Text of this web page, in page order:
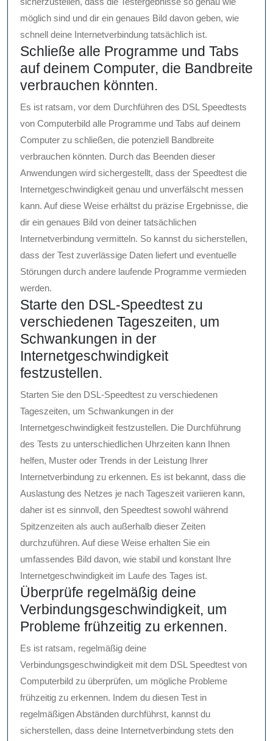
möglich sind und dir ein genaues Bild davon geben, wie
schnell deine Internetverbindung tatsächlich ist.
Schließe alle Programme und Tabs
auf deinem Computer, die Bandbreite
verbrauchen könnten.
Es ist ratsam, vor dem Durchführen des DSL Speedtests
von Computerbild alle Programme und Tabs auf deinem
Computer zu schließen, die potenziell Bandbreite
verbrauchen könnten. Durch das Beenden dieser
Anwendungen wird sichergestellt, dass der Speedtest die
Internetgeschwindigkeit genau und unverfälscht messen
kann. Auf diese Weise erhältst du präzise Ergebnisse, die
dir ein genaues Bild von deiner tatsächlichen
Internetverbindung vermitteln. So kannst du sicherstellen,
dass der Test zuverlässige Daten liefert und eventuelle
Störungen durch andere laufende Programme vermieden
werden.
Starte den DSL-Speedtest zu
verschiedenen Tageszeiten, um
Schwankungen in der
Internetgeschwindigkeit
festzustellen.
Starten Sie den DSL-Speedtest zu verschiedenen
Tageszeiten, um Schwankungen in der
Internetgeschwindigkeit festzustellen. Die Durchführung
des Tests zu unterschiedlichen Uhrzeiten kann Ihnen
helfen, Muster oder Trends in der Leistung Ihrer
Internetverbindung zu erkennen. Es ist bekannt, dass die
Auslastung des Netzes je nach Tageszeit variieren kann,
daher ist es sinnvoll, den Speedtest sowohl während
Spitzenzeiten als auch außerhalb dieser Zeiten
durchzuführen. Auf diese Weise erhalten Sie ein
umfassendes Bild davon, wie stabil und konstant Ihre
Internetgeschwindigkeit im Laufe des Tages ist.
Überprüfe regelmäßig deine
Verbindungsgeschwindigkeit, um
Probleme frühzeitig zu erkennen.
Es ist ratsam, regelmäßig deine
Verbindungsgeschwindigkeit mit dem DSL Speedtest von
Computerbild zu überprüfen, um mögliche Probleme
frühzeitig zu erkennen. Indem du diesen Test in
regelmäßigen Abständen durchführst, kannst du
sicherstellen, dass deine Internetverbindung stets den